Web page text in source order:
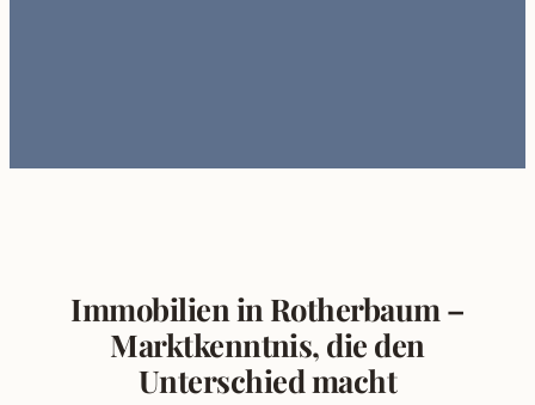
Immobilien in Rotherbaum –
Marktkenntnis, die den
Unterschied macht